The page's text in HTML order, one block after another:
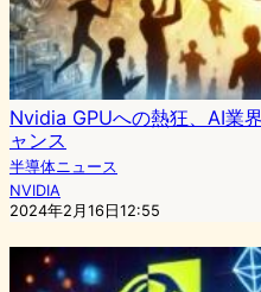
Nvidia GPUへの熱狂、AI業
ャンス
半導体ニュース
NVIDIA
2024年2月16日12:55